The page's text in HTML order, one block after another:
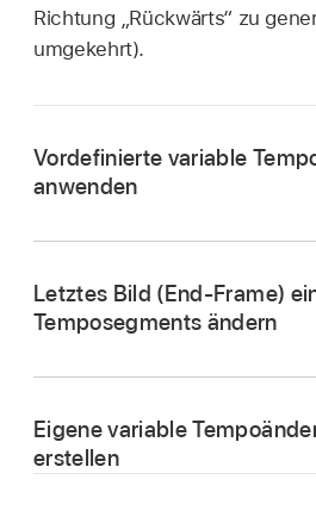
Richtung „Rückwärts“ zu
umgekehrt).
Vordefinierte variable
anwenden
Wähle in der Final Cut Pro-
ganzen Clip aus, dessen
variabel anpassen möchtest.
Letztes Bild (End-Frame)
Temposegments ändern
Eigene variable
erstellen